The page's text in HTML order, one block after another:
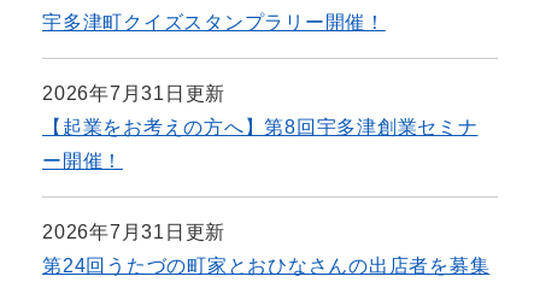
宇多津町クイズスタンプラリー開催！
2026年7月31日更新
【起業をお考えの方へ】第8回宇多津創業セミナ
ー開催！
2026年7月31日更新
第24回うたづの町家とおひなさんの出店者を募集